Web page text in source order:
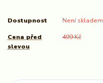
Dostupnost Není skladem
Cena před
slevou
499 Kč